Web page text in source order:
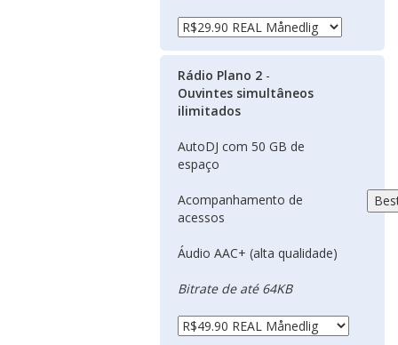
Rádio Plano 2 -
Ouvintes simultâneos
ilimitados
AutoDJ com 50 GB de
espaço
Acompanhamento de
acessos
Áudio AAC+ (alta qualidade)
Bitrate de até 64KB